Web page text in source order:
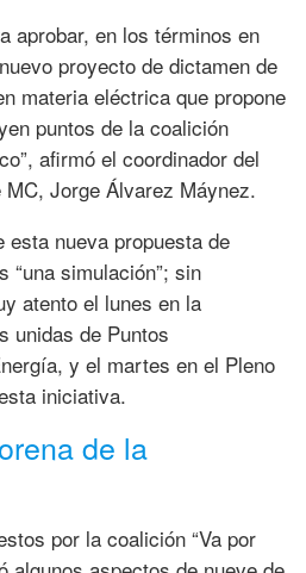
aprobar, en los términos en
proyecto de dictamen de
materia eléctrica que propone
puntos de la coalición
afirmó el coordinador del
Jorge Álvarez Máynez.
esta nueva propuesta de
“una simulación”; sin
atento el lunes en la
unidas de Puntos
y el martes en el Pleno
iniciativa.
de la
por la coalición “Va por